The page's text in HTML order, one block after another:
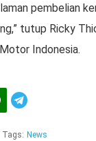
pembelian
tutup Ricky
Indonesia.
Tags: News